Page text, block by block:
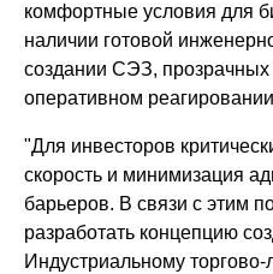
комфортные условия для
наличии готовой
создании СЭЗ, прозрачных
оперативном
"Для инвесторов
скорость и минимизация
барьеров. В связи с этим
разработать концепцию
Индустриальному торгово-